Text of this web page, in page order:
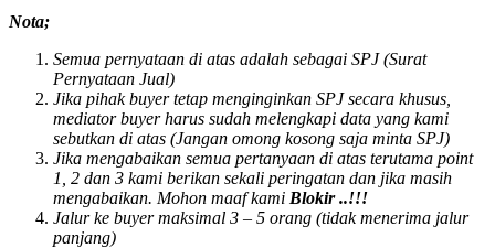
Nota;
Semua pernyataan di atas adalah sebagai SPJ (Surat
Pernyataan Jual)
Jika pihak buyer tetap menginginkan SPJ secara khusus,
mediator buyer harus sudah melengkapi data yang kami
sebutkan di atas (Jangan omong kosong saja minta SPJ)
Jika mengabaikan semua pertanyaan di atas terutama point
1, 2 dan 3 kami berikan sekali peringatan dan jika masih
mengabaikan. Mohon maaf kami Blokir ..!!!
Jalur ke buyer maksimal 3 – 5 orang (tidak menerima jalur
panjang)